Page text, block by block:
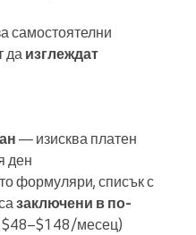
самостоятелни
да изглеждат
— изисква платен
ден
формуляри, списък с
заключени в по-
месец)